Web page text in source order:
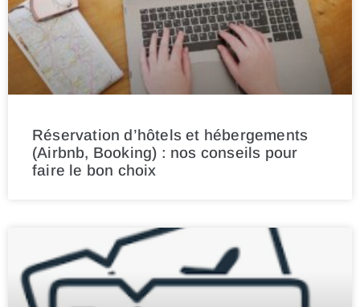
Réservation d’hôtels et hébergements
(Airbnb, Booking) : nos conseils pour
faire le bon choix